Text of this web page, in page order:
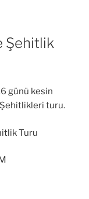
Şehitlik
günü kesin
Şehitlikleri turu.
Turu